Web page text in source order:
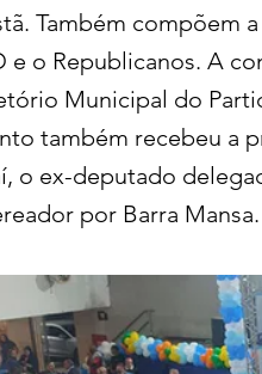
Também compõem
e o Republicanos. A
Municipal do
também recebeu a
o ex-deputado
por Barra Mansa.